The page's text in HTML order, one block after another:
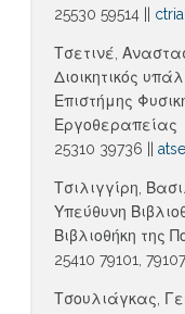
25530 59514 ||
Τσετινέ,
Διοικητικός
Επιστήμης
Εργοθεραπείας
25310 39736 ||
Τσιλιγγίρη,
Υπεύθυνη
Βιβλιοθήκη της
25410 79101, 79107
Τσουλιάγκας,